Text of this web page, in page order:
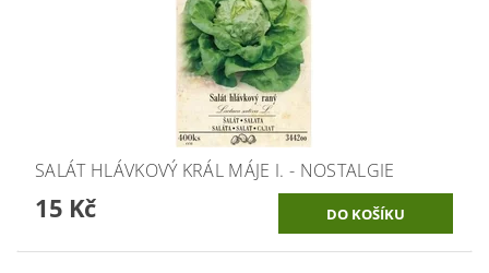
SALÁT HLÁVKOVÝ KRÁL MÁJE I. - NOSTALGIE
15 Kč